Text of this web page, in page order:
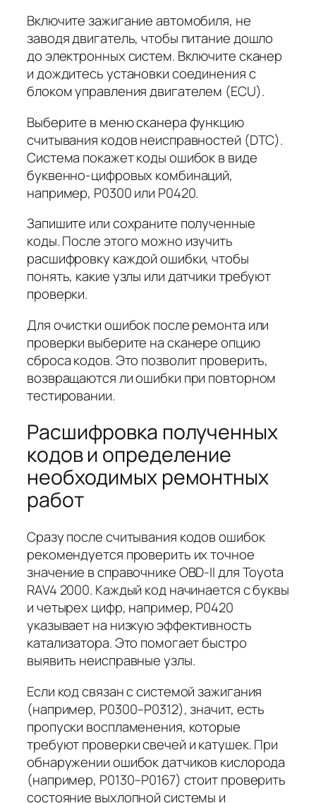
Включите зажигание автомобиля, не
заводя двигатель, чтобы питание дошло
до электронных систем. Включите сканер
и дождитесь установки соединения с
блоком управления двигателем (ECU).
Выберите в меню сканера функцию
считывания кодов неисправностей (DTC).
Система покажет коды ошибок в виде
буквенно-цифровых комбинаций,
например, P0300 или P0420.
Запишите или сохраните полученные
коды. После этого можно изучить
расшифровку каждой ошибки, чтобы
понять, какие узлы или датчики требуют
проверки.
Для очистки ошибок после ремонта или
проверки выберите на сканере опцию
сброса кодов. Это позволит проверить,
возвращаются ли ошибки при повторном
тестировании.
Расшифровка полученных
кодов и определение
необходимых ремонтных
работ
Сразу после считывания кодов ошибок
рекомендуется проверить их точное
значение в справочнике OBD-II для Toyota
RAV4 2000. Каждый код начинается с буквы
и четырех цифр, например, P0420
указывает на низкую эффективность
катализатора. Это помогает быстро
выявить неисправные узлы.
Если код связан с системой зажигания
(например, P0300–P0312), значит, есть
пропуски воспламенения, которые
требуют проверки свечей и катушек. При
обнаружении ошибок датчиков кислорода
(например, P0130–P0167) стоит проверить
состояние выхлопной системы и